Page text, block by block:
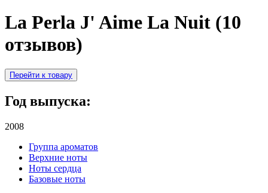
La Perla J' Aime La Nuit (10
отзывов)
Перейти к товару
Год выпуска:
2008
Группа ароматов
Верхние ноты
Ноты сердца
Базовые ноты